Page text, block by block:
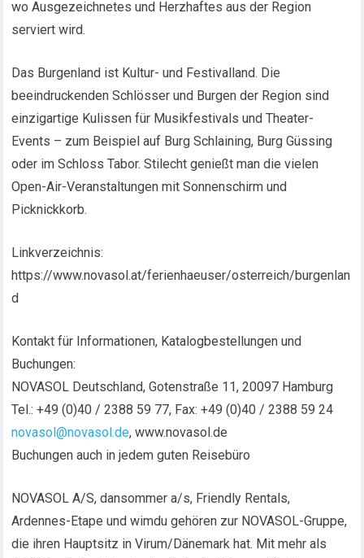
wo Ausgezeichnetes und Herzhaftes aus der Region
serviert wird.
Das Burgenland ist Kultur- und Festivalland. Die
beeindruckenden Schlösser und Burgen der Region sind
einzigartige Kulissen für Musikfestivals und Theater-
Events – zum Beispiel auf Burg Schlaining, Burg Güssing
oder im Schloss Tabor. Stilecht genießt man die vielen
Open-Air-Veranstaltungen mit Sonnenschirm und
Picknickkorb.
Linkverzeichnis:
https://www.novasol.at/ferienhaeuser/osterreich/burgenlan
d
Kontakt für Informationen, Katalogbestellungen und
Buchungen:
NOVASOL Deutschland, Gotenstraße 11, 20097 Hamburg
Tel.: +49 (0)40 / 2388 59 77, Fax: +49 (0)40 / 2388 59 24
novasol@novasol.de, www.novasol.de
Buchungen auch in jedem guten Reisebüro
NOVASOL A/S, dansommer a/s, Friendly Rentals,
Ardennes-Etape und wimdu gehören zur NOVASOL-Gruppe,
die ihren Hauptsitz in Virum/Dänemark hat. Mit mehr als